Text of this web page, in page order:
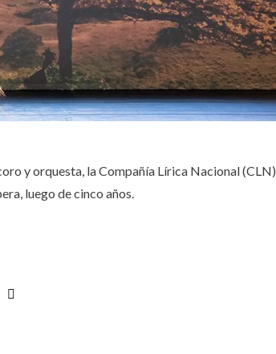
y orquesta, la Compañía Lírica Nacional (CLN)
luego de cinco años.